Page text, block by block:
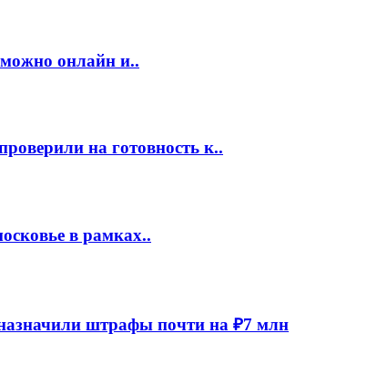
онлайн и..
на готовность к..
в рамках..
штрафы почти на ₽7 млн